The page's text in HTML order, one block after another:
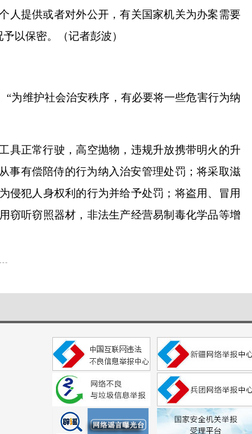
人提供或者对外公开，有关国家机关为办案需要
以保密。（记者彭波）
为维护社会治安秩序，有必要将一些危害行为纳
具正常行驶，高空抛物，违规升放携带明火的升
事有偿陪侍的行为纳入治安管理处罚；将采取滋
侵犯人身权利的行为并给予处罚；将盗用、冒用
窃听窃照器材，非法生产经营易制毒化学品等增